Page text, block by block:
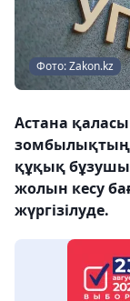
Фото: Zakon.kz
Астана
зомбылықтың
құқық
жолын кесу
жүргізілуде.